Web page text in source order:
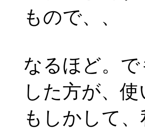
もので、、
なるほど。
した方が、
もしかして